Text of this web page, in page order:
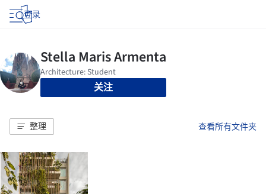
登录
关注
整理 查看所有文件夹